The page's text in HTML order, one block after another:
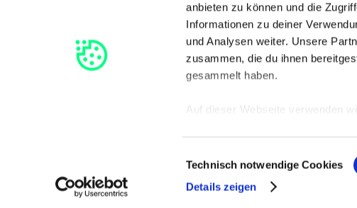
anbieten zu können und die
Informationen zu deiner
und Analysen weiter. Unsere
zusammen, die du ihnen
gesammelt haben.
Auf dieser Webseite verwenden
Technisch notwendige Cookies
Details zeigen